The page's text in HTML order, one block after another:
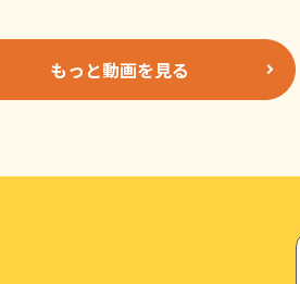
もっと動画を見る